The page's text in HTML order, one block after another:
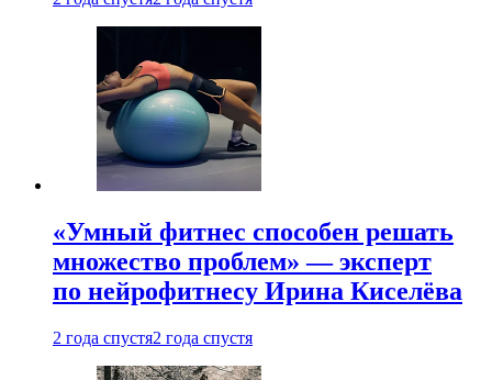
«Умный фитнес способен решать
множество проблем» — эксперт
по нейрофитнесу Ирина Киселёва
2 года спустя2 года спустя